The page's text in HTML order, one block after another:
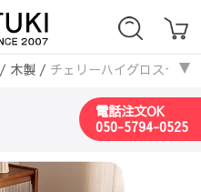
/ 木製/ チェリーハイグロスセン
電話注文OK
050-5794-0525